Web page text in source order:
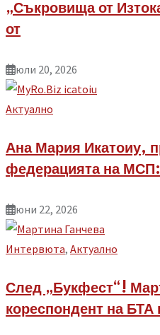
„Съкровища от
от
юли 20, 2026
Aктуално
Ана Мария Икатоиу,
федерацията на МСП:
юни 22, 2026
Интервюта, Aктуално
След „Букфест“!
кореспондент на БТА